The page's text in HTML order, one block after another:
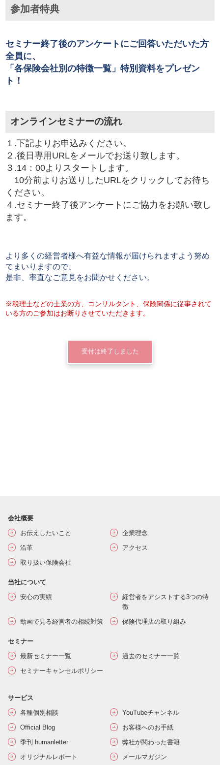
参加者特典
セミナー終了後のアンケートにご回答いただいた方
全員に、
「各保険会社別の特徴一覧」特別資料をプレゼン
ト！
オンラインセミナーの流れ
１.下記よりお申込みください。
２.後日専用URLをメールでお送り致します。
３.14：00よりスタートします。
10分前よりお送りしたURLをクリックしてお待ち
ください。
４.セミナー終了後アンケートにご協力をお願い致し
ます。
より多くの経営者様へ有益な情報が届けられますよう努め
てまいりますので、
是非、率直なご意見をお聞かせください。
※税理士などの士業の方、コンサルタント、保険関係に従事されて
いる方のご参加はお断りさせていただきます。
受付は終了しました
会社概要
お伝えしたいこと
企業理念
沿革
アクセス
取り扱い保険会社
当社について
安心の実績
経営者をアシストする3つの特
徴
動画で見る経営者の相続対策
保険代理店の取り組み
セミナー
最新セミナー一覧
過去のセミナー一覧
セミナーキャンセルポリシー
サービス
各種個別相談
YouTubeチャンネル
Official Blog
お客様へのお手紙
季刊 humanletter
弊社が関わった書籍
オリジナルレポート
メールマガジン